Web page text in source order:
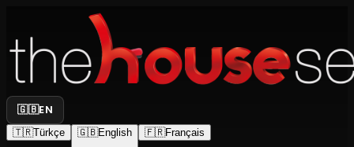
🇬🇧EN
🇹🇷Türkçe 🇬🇧English 🇫🇷Français